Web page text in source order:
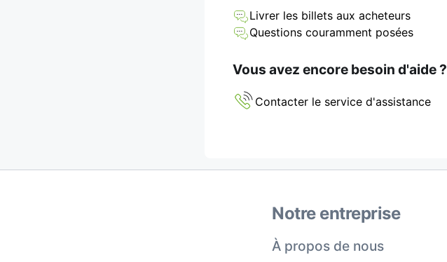
Livrer les billets aux acheteurs
Questions couramment posées
Vous avez encore besoin d'aide ?
Contacter le service d'assistance
Notre entreprise
À propos de nous